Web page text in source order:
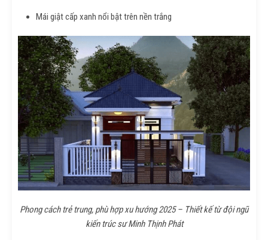
Mái giật cấp xanh nổi bật trên nền trắng
Phong cách trẻ trung, phù hợp xu hướng 2025 – Thiết kế từ đội ngũ
kiến trúc sư Minh Thịnh Phát